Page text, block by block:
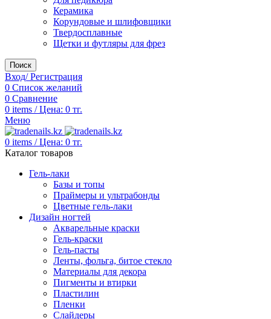
Керамика
Корундовые и шлифовщики
Твердосплавные
Щетки и футляры для фрез
Поиск
Вход/ Регистрация
0 Список желаний
0 Сравнение
0 items / Цена: 0 тг.
Меню
0 items / Цена: 0 тг.
Каталог товаров
Гель-лаки
Базы и топы
Праймеры и ультрабонды
Цветные гель-лаки
Дизайн ногтей
Акварельные краски
Гель-краски
Гель-пасты
Ленты, фольга, битое стекло
Материалы для декора
Пигменты и втирки
Пластилин
Пленки
Слайдеры